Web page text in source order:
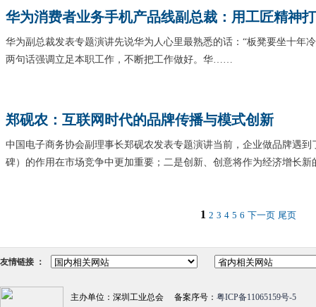
华为消费者业务手机产品线副总裁：用工匠精神
华为副总裁发表专题演讲先说华为人心里最熟悉的话：“板凳要坐十年
两句话强调立足本职工作，不断把工作做好。华……
郑砚农：互联网时代的品牌传播与模式创新
中国电子商务协会副理事长郑砚农发表专题演讲当前，企业做品牌遇
碑）的作用在市场竞争中更加重要；二是创新、创意将作为经济增长
1 2 3 4 5 6 下一页 尾页
友情链接 ：
主办单位：深圳工业总会 备案序号： 粤ICP备11065159号-5